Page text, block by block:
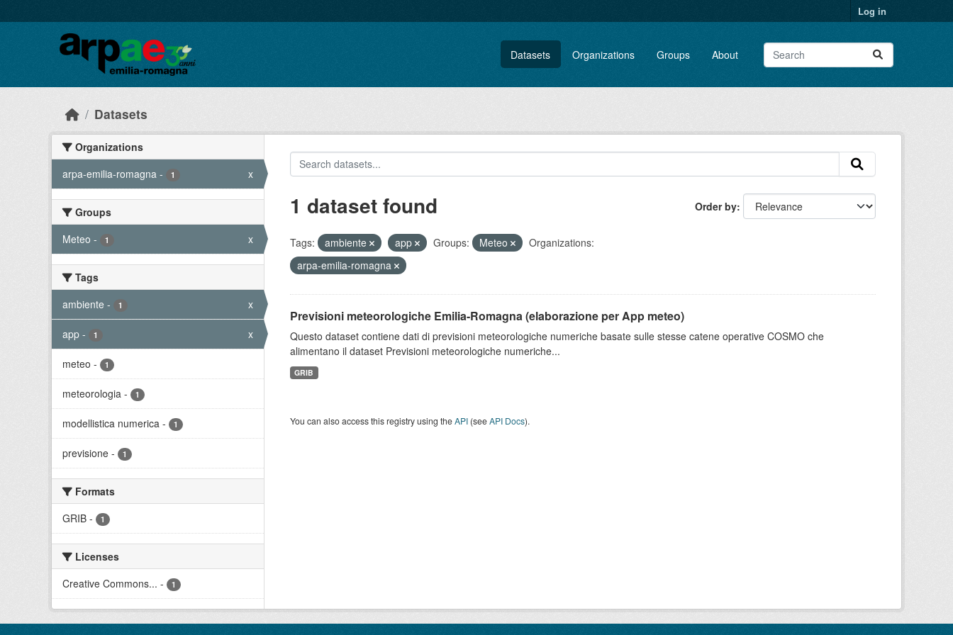
Log in
Datasets Organizations Groups About
Datasets
Organizations
arpa-emilia-romagna - 1 x
Groups
Meteo - 1 x
Tags
ambiente - 1 x
app - 1 x
meteo - 1
meteorologia - 1
modellistica numerica - 1
previsione - 1
Formats
GRIB - 1
Licenses
Creative Commons... - 1
Order by
1 dataset found
Tags: ambiente app Groups: Meteo
Organizations:
arpa-emilia-romagna
Previsioni meteorologiche Emilia-Romagna (elaborazione per App meteo)
Questo dataset contiene dati di previsioni meteorologiche numeriche basate sulle stesse catene operative COSMO che
alimentano il dataset Previsioni meteorologiche numeriche...
GRIB
You can also access this registry using theAPI(seeAPI Docs).